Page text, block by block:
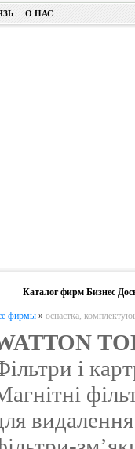
О НАС
Каталог фирм Бизнес
фирмы » оснастка,
і
видалення